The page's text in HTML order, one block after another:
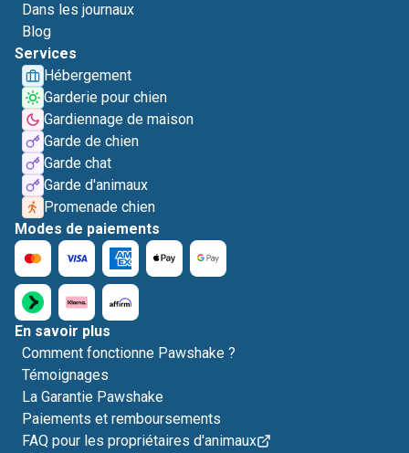
Dans les journaux
Blog
Services
Hébergement
Garderie pour chien
Gardiennage de maison
Garde de chien
Garde chat
Garde d'animaux
Promenade chien
Modes de paiements
En savoir plus
Comment fonctionne Pawshake ?
Témoignages
La Garantie Pawshake
Paiements et remboursements
FAQ pour les propriétaires d'animaux